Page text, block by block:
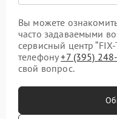
Вы можете
часто задаваемыми
сервисный центр
телефону+7 (395)
свой вопрос.